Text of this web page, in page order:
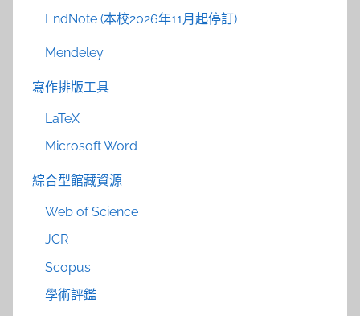
EndNote (本校2026年11月起停訂)
Mendeley
寫作排版工具
LaTeX
Microsoft Word
綜合型館藏資源
Web of Science
JCR
Scopus
學術評鑑